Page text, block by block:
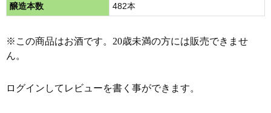
醸造本数
482本
※この商品はお酒です。20歳未満の方には販売できませ
ん。
ログインしてレビューを書く事ができます。